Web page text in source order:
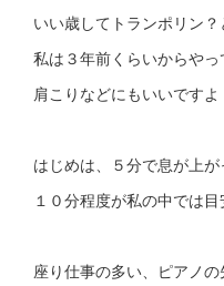
いい歳してトランポリン
私は３年前くらいからや
肩こりなどにもいいですよ
はじめは、５分で息が上が
１０分程度が私の中では目
座り仕事の多い、ピアノ